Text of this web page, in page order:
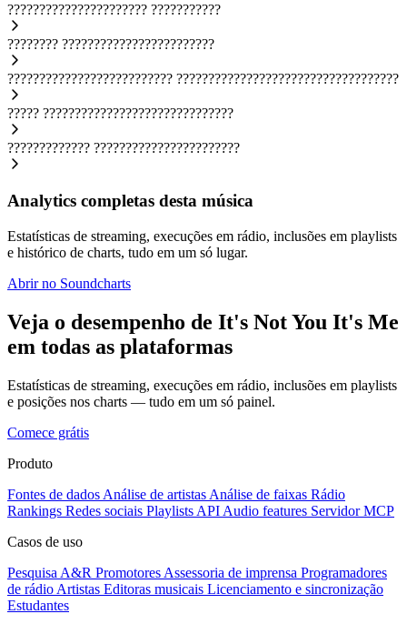
?????????????????????? ???????????
???????? ????????????????????????
?????????????????????????? ???????????????????????????????????
????? ??????????????????????????????
????????????? ???????????????????????
Analytics completas desta música
Estatísticas de streaming, execuções em rádio, inclusões em playlists
e histórico de charts, tudo em um só lugar.
Abrir no Soundcharts
Veja o desempenho de It's Not You It's Me
em todas as plataformas
Estatísticas de streaming, execuções em rádio, inclusões em playlists
e posições nos charts — tudo em um só painel.
Comece grátis
Produto
Fontes de dados Análise de artistas Análise de faixas Rádio
Rankings Redes sociais Playlists API Audio features Servidor MCP
Casos de uso
Pesquisa A&R Promotores Assessoria de imprensa Programadores
de rádio Artistas Editoras musicais Licenciamento e sincronização
Estudantes